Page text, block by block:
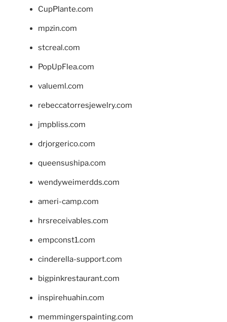
CupPlante.com
mpzin.com
stcreal.com
PopUpFlea.com
valueml.com
rebeccatorresjewelry.com
jmpbliss.com
drjorgerico.com
queensushipa.com
wendyweimerdds.com
ameri-camp.com
hrsreceivables.com
empconst1.com
cinderella-support.com
bigpinkrestaurant.com
inspirehuahin.com
memmingerspainting.com